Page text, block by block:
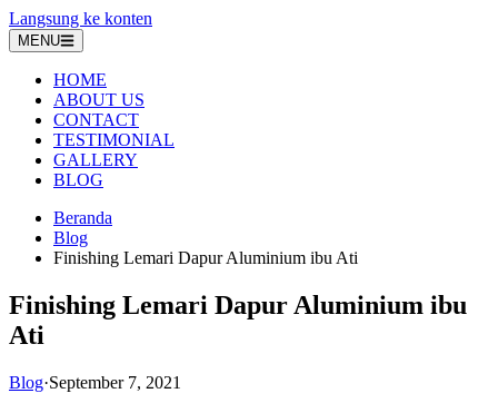
Langsung ke konten
MENU
HOME
ABOUT US
CONTACT
TESTIMONIAL
GALLERY
BLOG
Beranda
Blog
Finishing Lemari Dapur Aluminium ibu Ati
Finishing Lemari Dapur Aluminium ibu
Ati
Blog·September 7, 2021